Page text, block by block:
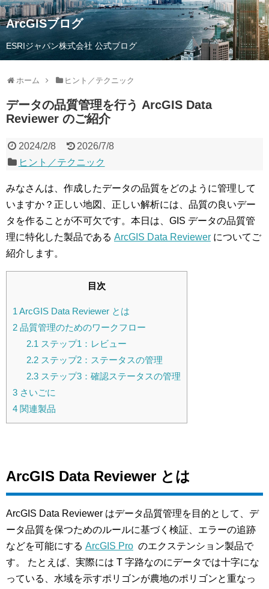
ArcGISブログ
ESRIジャパン株式会社 公式ブログ
ホーム ヒント／テクニック
データの品質管理を行う ArcGIS Data
Reviewer のご紹介
2024/2/8
2026/7/8
ヒント／テクニック
みなさんは、作成したデータの品質をどのように管理して
いますか？ 正しい地図、正しい解析には、品質の良いデー
タを作ること が不可欠です。 本日は、GIS データの品質管
理に特化した製品である ArcGIS Data Reviewer についてご
紹介します。
目次
1 ArcGIS Data Reviewer とは
2 品質管理のためのワークフロー
2.1 ステップ1：レビュー
2.2ステップ2：ステータスの管理
2.3ステップ3：確認ステータスの管理
3 さいごに
4 関連製品
ArcGIS Data Reviewer とは
ArcGIS Data Reviewer はデータ品質管理を目的として、デ
ータ品質を保つためのルールに基づく検証、エラーの追跡
などを可能にする ArcGIS Pro のエクステンション製品で
す。 たとえば、実際には T 字路なのにデータでは十字にな
っている、水域を示すポリゴンが農地のポリゴンと重なっ